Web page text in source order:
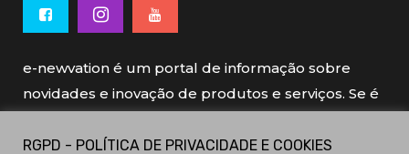
e-newvation é um portal de informação sobre
novidades e inovação de produtos e serviços. Se é
RGPD - POLÍTICA DE PRIVACIDADE E COOKIES